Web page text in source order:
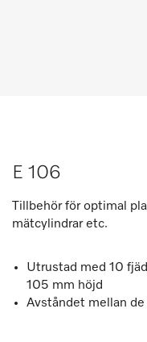
E 106
Tillbehör för optimal
mätcylindrar etc.
Utrustad med 10
105 mm höjd
Avståndet mellan de